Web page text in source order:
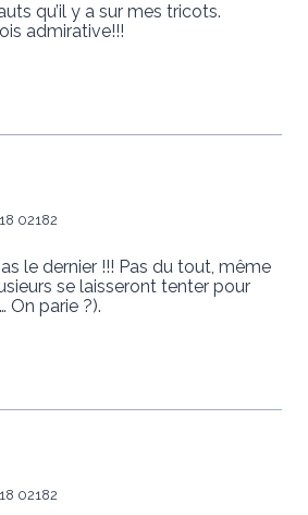
qu’il y a sur mes tricots.
admirative!!!
02182
le dernier !!! Pas du tout, même
se laisseront tenter pour
On parie ?).
02182